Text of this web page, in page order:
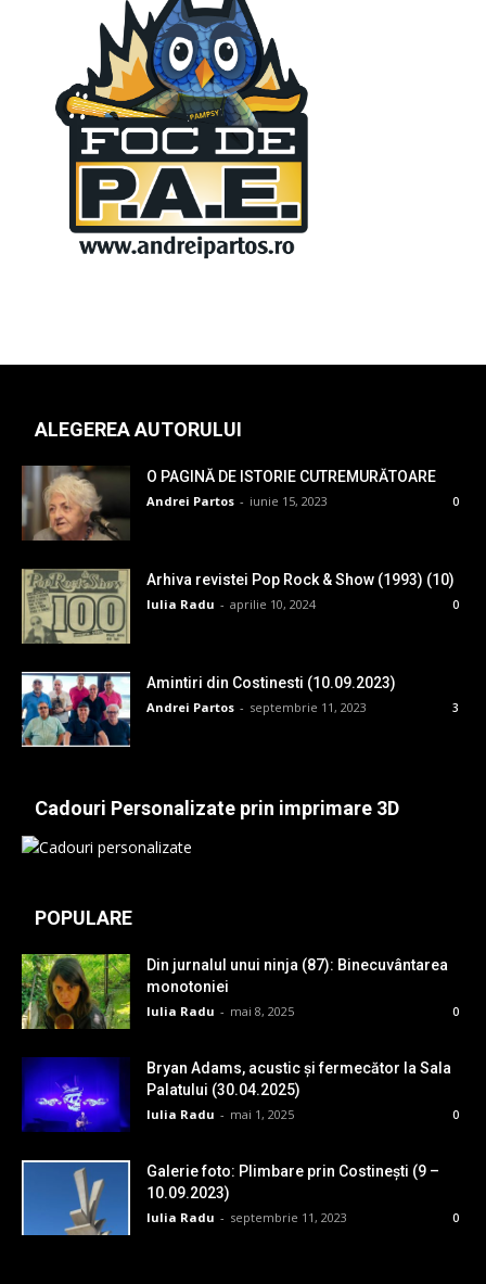
ALEGEREA AUTORULUI
O PAGINĂ DE ISTORIE CUTREMURĂTOARE
Andrei Partos - iunie 15, 2023 0
Arhiva revistei Pop Rock & Show (1993) (10)
Iulia Radu - aprilie 10, 2024 0
Amintiri din Costinesti (10.09.2023)
Andrei Partos - septembrie 11, 2023 3
Cadouri Personalizate prin imprimare 3D
POPULARE
Din jurnalul unui ninja (87): Binecuvântarea
monotoniei
Iulia Radu - mai 8, 2025 0
Bryan Adams, acustic și fermecător la Sala
Palatului (30.04.2025)
Iulia Radu - mai 1, 2025 0
Galerie foto: Plimbare prin Costinești (9 –
10.09.2023)
Iulia Radu - septembrie 11, 2023 0